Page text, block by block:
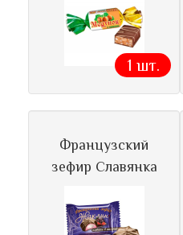
1 шт.
Французский
зефир Славянка